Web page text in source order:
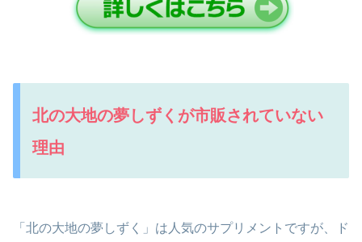
北の大地の夢しずくが市販されていない
理由
「北の大地の夢しずく」は人気のサプリメントですが、ド